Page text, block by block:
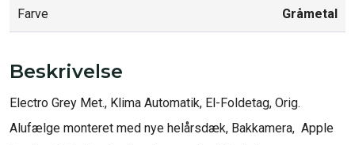
Farve Gråmetal
Beskrivelse
Electro Grey Met., Klima Automatik, El-Foldetag, Orig.
Alufælge monteret med nye helårsdæk, Bakkamera,  Apple